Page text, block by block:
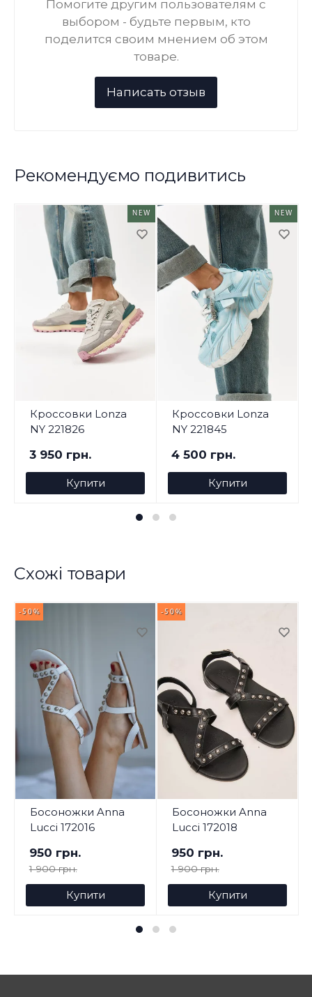
Помогите другим пользователям с
выбором - будьте первым, кто
поделится своим мнением об этом
товаре.
Рекомендуємо подивитись
NEW
Кроссовки Lonza
NY 221826
3 950 грн.
Купити
NEW
Кроссовки Lonza
NY 221845
4 500 грн.
Купити
Схожі товари
-50%
Босоножки Anna
Lucci 172016
950 грн.
1 900 грн.
Купити
-50%
Босоножки Anna
Lucci 172018
950 грн.
1 900 грн.
Купити